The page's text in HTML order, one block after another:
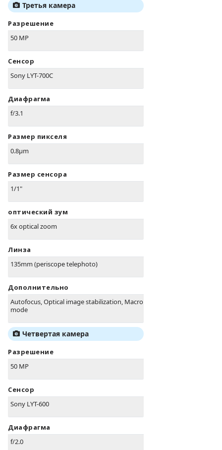
Третья камера
Разрешение
50 MP
Сенсор
Sony LYT-700C
Диафрагма
f/3.1
Размер пикселя
0.8µm
Размер сенсора
1/1"
оптический зум
6x optical zoom
Линза
135mm (periscope telephoto)
Дополнительно
Autofocus, Optical image stabilization, Macro
mode
Четвертая камера
Разрешение
50 MP
Сенсор
Sony LYT-600
Диафрагма
f/2.0